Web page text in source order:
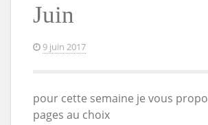
Juin
9 juin 2017
pour cette semaine je vous
pages au choix